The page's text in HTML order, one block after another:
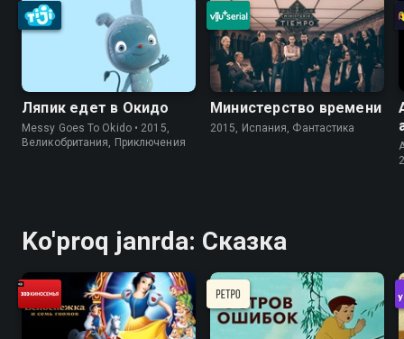
Ляпик едет в Окидо
Messy Goes To Okido • 2015,
Великобритания, Приключения
Министерство времени
2015, Испания, Фантастика
Ko'proq janrda: Сказка